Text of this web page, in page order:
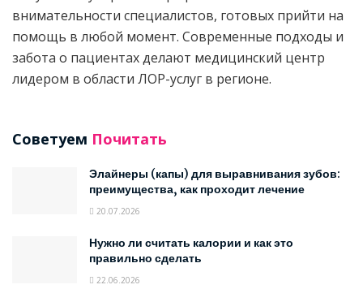
внимательности специалистов, готовых прийти на
помощь в любой момент. Современные подходы и
забота о пациентах делают медицинский центр
лидером в области ЛОР-услуг в регионе.
Советуем Почитать
Элайнеры (капы) для выравнивания зубов:
преимущества, как проходит лечение
20.07.2026
Нужно ли считать калории и как это
правильно сделать
22.06.2026